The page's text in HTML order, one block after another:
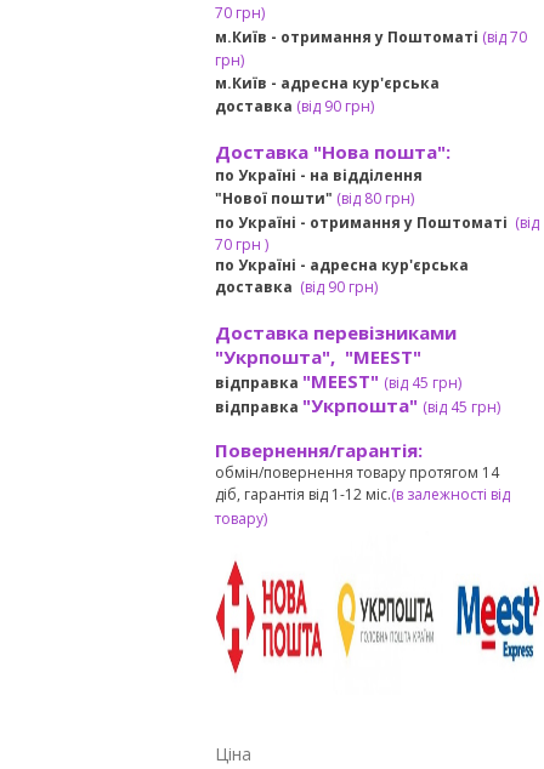
70 грн)
м.Київ - отримання у Поштоматі (від 70
грн)
м.Київ - адресна кур'єрська
доставка (від90 грн)
Доставка "Нова пошта":
по Україні - на відділення
"Нової пошти" (від 80 грн)
по Україні - отримання у Поштоматі (від
70 грн )
по Україні - адресна кур'єрська
доставка (від90 грн)
Доставка перевізниками
"Укрпошта", "MEEST"
відправка "MEEST" (від 45 грн)
відправка "Укрпошта" (від 45 грн)
Повернення/гарантія:
обмін/повернення товару протягом 14
діб, гарантія від 1-12 міс.(в залежності від
товару)
Ціна